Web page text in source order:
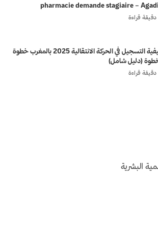
pharmacie demande stagiaire –
كيفية التسجيل في الحركة الانتقالية 2025 بالمغرب خطوة
(دليل شامل)
البشرية